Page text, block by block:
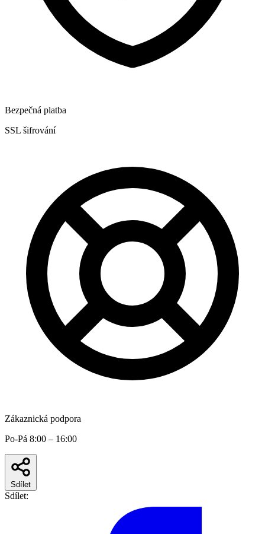
Bezpečná platba
SSL šifrování
Zákaznická podpora
Po-Pá 8:00 – 16:00
Sdílet
Sdílet: